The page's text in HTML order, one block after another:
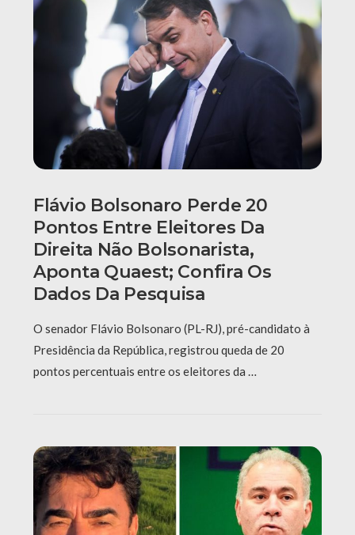
Flávio Bolsonaro Perde 20
Pontos Entre Eleitores Da
Direita Não Bolsonarista,
Aponta Quaest; Confira Os
Dados Da Pesquisa
O senador Flávio Bolsonaro (PL-RJ), pré-candidato à
Presidência da República, registrou queda de 20
pontos percentuais entre os eleitores da …